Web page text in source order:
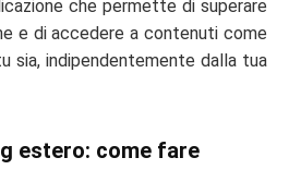
che permette di superare
e di accedere a contenuti come
sia, indipendentemente dalla tua
estero: come fare